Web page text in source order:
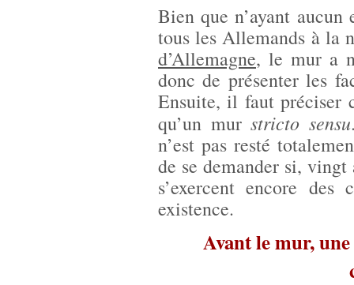
Bien que n’ayant
tous les Allemands à la
d’Allemagne, le mur a
donc de présenter les
Ensuite, il faut préciser
qu’un murstricto sensu
n’est pas resté
de se demander si,
s’exercent encore des
existence.
Avant le mur,